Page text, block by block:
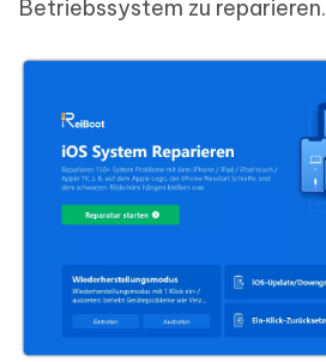
Betriebssystem zu reparieren.